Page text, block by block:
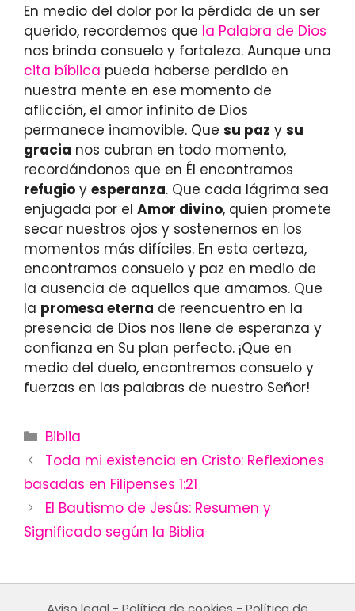
En medio del dolor por la pérdida de un ser
querido, recordemos que la Palabra de Dios
nos brinda consuelo y fortaleza. Aunque una
cita bíblica pueda haberse perdido en
nuestra mente en ese momento de
aflicción, el amor infinito de Dios
permanece inamovible. Que su paz y su
gracia nos cubran en todo momento,
recordándonos que en Él encontramos
refugio y esperanza. Que cada lágrima sea
enjugada por el Amor divino, quien promete
secar nuestros ojos y sostenernos en los
momentos más difíciles. En esta certeza,
encontramos consuelo y paz en medio de
la ausencia de aquellos que amamos. Que
la promesa eterna de reencuentro en la
presencia de Dios nos llene de esperanza y
confianza en Su plan perfecto. ¡Que en
medio del duelo, encontremos consuelo y
fuerzas en las palabras de nuestro Señor!
Categories
Biblia
Toda mi existencia en Cristo: Reflexiones
basadas en Filipenses 1:21
El Bautismo de Jesús: Resumen y
Significado según la Biblia